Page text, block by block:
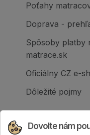
Poťahy
Doprava -
Spôsoby platby
matrace.sk
Oficiálny CZ e-
Dôležité pojmy
Dovolte nám